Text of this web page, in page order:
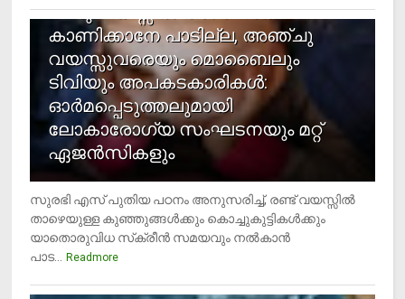
രണ്ടു വയസ്സില്‍ താഴെ സ്‌ക്രീന്‍
കാണിക്കാനേ പാടില്ല, അഞ്ചു
വയസ്സുവരെയും മൊബൈലും
ടിവിയും അപകടകാരികള്‍:
ഓര്‍മപ്പെടുത്തലുമായി
ലോകാരോഗ്യ സംഘടനയും മറ്റ്
ഏജന്‍സികളും
സുരഭി എസ് പുതിയ പഠനം അനുസരിച്ച്, രണ്ട് വയസ്സില്‍
താഴെയുള്ള കുഞ്ഞുങ്ങള്‍ക്കും കൊച്ചുകുട്ടികള്‍ക്കും
യാതൊരുവിധ സ്‌ക്രീന്‍ സമയവും നല്‍കാന്‍
പാട... Readmore